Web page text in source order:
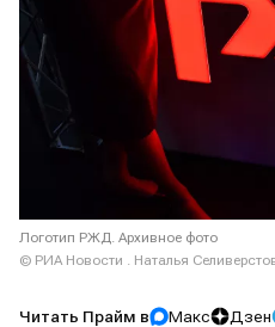
Логотип РЖД. Архивное фото
© РИА Новости . Наталья
Читать Прайм в Макс Дзен